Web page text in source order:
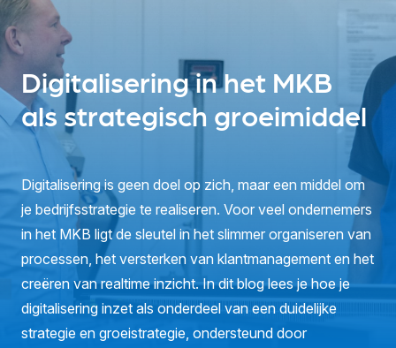
Digitalisering in het MKB
als strategisch groeimiddel
Digitalisering is geen doel op zich, maar een middel om
je bedrijfsstrategie te realiseren. Voor veel ondernemers
in het MKB ligt de sleutel in het slimmer organiseren van
processen, het versterken van klantmanagement en het
creëren van realtime inzicht. In dit blog lees je hoe je
digitalisering inzet als onderdeel van een duidelijke
strategie en groeistrategie, ondersteund door